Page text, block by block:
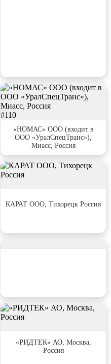
#110
«НОМАС» ООО (входит в
ООО «УралСпецТранс»),
Миасс, Россия
КАРАТ ООО, Тихорецк Россия
«РИДТЕК» АО, Москва,
Россия